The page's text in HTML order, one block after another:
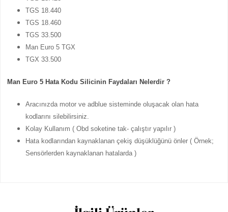
TGS 18.440
TGS 18.460
TGS 33.500
Man Euro 5 TGX
TGX 33.500
Man Euro 5 Hata Kodu Silicinin Faydaları Nelerdir ?
Aracınızda motor ve adblue sisteminde oluşacak olan hata
kodlarını silebilirsiniz.
Kolay Kullanım ( Obd soketine tak- çalıştır yapılır )
Hata kodlarından kaynaklanan çekiş düşüklüğünü önler ( Örnek;
Sensörlerden kaynaklanan hatalarda )